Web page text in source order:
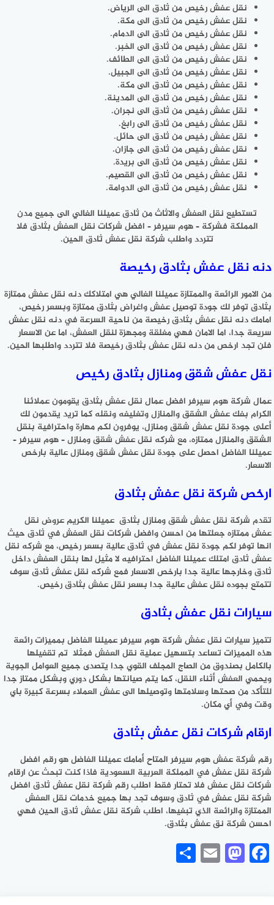
نقل عفش رخيص من ثادق الى الرياض.
نقل عفش رخيص من ثادق الى مكة.
نقل عفش رخيص من ثادق الى الدمام.
نقل عفش رخيص من ثادق الى الخبر.
نقل عفش رخيص من ثادق الى الطائف.
نقل عفش رخيص من ثادق الى الجبيل.
نقل عفش رخيص من ثادق الى مكة.
نقل عفش رخيص من ثادق الى المدينة.
نقل عفش رخيص من ثادق الى نجران.
نقل عفش رخيص من ثادق الى رابغ.
نقل عفش رخيص من ثادق الى حائل.
نقل عفش رخيص من ثادق الى جازان.
نقل عفش رخيص من ثادق الى بريدة.
نقل عفش رخيص من ثادق الى القصيم.
نقل عفش رخيص من ثادق الى الدوامة.
تستطيع نقل العفش والاثاث من ثادق عميلنا الغالي الى جميع مدن
المملكة فشركة – هوم سيرفر – افضل شركات نقل العفش بثادق فلا
تتردد واطلب شركة نقل عفش ثادق الحين.
دنه نقل عفش بثادق رخيصة
من الامور الرائعة والممتازة عميلنا الغالي هي امتلاكك دنه نقل عفش ممتازة
بثادق توفر لك جودة توصيل عفش واغراض بثادق ممتازة وبسعر رخيص،
امامك دنه نقل عفش بثادق رخيصة من ناحية السرعة في دنه نقل عفش
سريعة جدا، اما الامان فهي مغلقة ومجهزة لنقل العفش، اما عن الاسعار
فلن تجد ارخص من دنه نقل عفش بثادق رخيصة فلا تتردد واطلبها الحين.
نقل عفش شقق ومنازل بثادق رخيص
عمال شركة هوم سيرفر افضل عمال نقل عفش بثادق يقومون عملائنا
الكرام بفك عفش الشقق والمنازل وتغليفه ونقله كما تريد يقدمون لك
أعلى جودة نقل عفش شقق ومنازل، يوفرون لكم مهارة واحترافية بنقل
الشقق والمنازل ممتازه، مع شركه نقل عفش شقق ومنازل – هوم سيرفر –
عميلنا الفاضل احصل على جودة نقل عفش شقق ومنازل عالية بارخص
الاسعار.
ارخص شركة نقل عفش بثادق
تقدم شركة نقل عفش شقق ومنازل بثادق عميلنا الكريم عروض نقل
عفش ممتازه جعلتها من احسن وافضل شركات نقل العفش في ثادق حيث
انها توفر لكم جودة نقل عفش في ثادق عالية بسعر رخيص، مع شركه نقل
عفش ثادق امتلك عميلنا الفاضل احترافيه لا مثيل لها بنقل العفش داخل
ثادق وخارجها عالية جدا بارخص الاسعار فمع شركه نقل عفش ثادق سوف
تتمتع بجوده نقل عفش عالية جدا بسعر نقل عفش بثادق رخيص.
سيارات نقل عفش بثادق
تتميز سيارات نقل عفش شركة هوم سيرفر عميلنا الفاضل بمميزات رائعة
هذه المميزات تساعد بتسهيل عملية نقل العفش فمثلا تم تقفيلها
بالكامل بصندوق من الصاج المجلف القوي جدا يتصدى جميع العوامل الجوية
ويحمي العفش أثناء النقل، كما يتم صيانتها بشكل دوري وبشكل ممتاز جدا
للتأكد من صحتها وسلامتها وتوصيلها الى عفش العملاء بسرعة كبيرة باي
وقت وفي أي مكان.
ارقام شركات نقل عفش بثادق
رقم شركة عفش هوم سيرفر المتاح أمامك عميلنا الفاضل هو رقم افضل
شركة نقل عفش في المملكة العربية السعودية فاذا كنت تبحث عن ارقام
شركات نقل عفش فلا تحتار فقط اطلب رقم شركة نقل عفش ثادق افضل
شركة نقل عفش في ثادق وسوف تجد بها جميع خدمات نقل العفش
الممتازة والرائعة الذي تبغيها، اطلب شركة نقل عفش ثادق الحين فهي
احسن شركة نق عفش بثادق.
Facebook
Mastodon
Email